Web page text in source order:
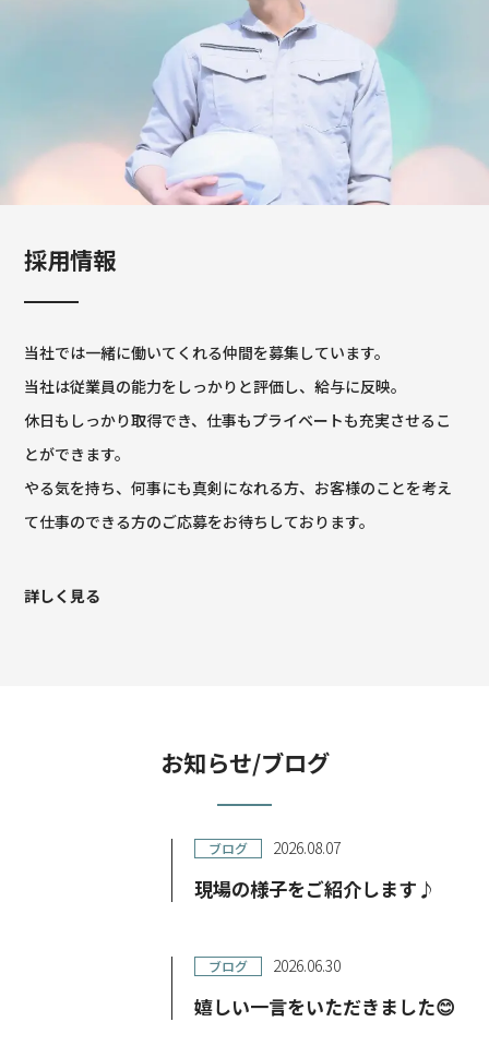
採用情報
当社では一緒に働いてくれる仲間を募集しています。
当社は従業員の能力をしっかりと評価し、給与に反映。
休日もしっかり取得でき、仕事もプライベートも充実させるこ
とができます。
やる気を持ち、何事にも真剣になれる方、お客様のことを考え
て仕事のできる方のご応募をお待ちしております。
詳しく見る
お知らせ/ブログ
ブログ 2026.08.07
現場の様子をご紹介します♪
ブログ 2026.06.30
嬉しい一言をいただきました😊